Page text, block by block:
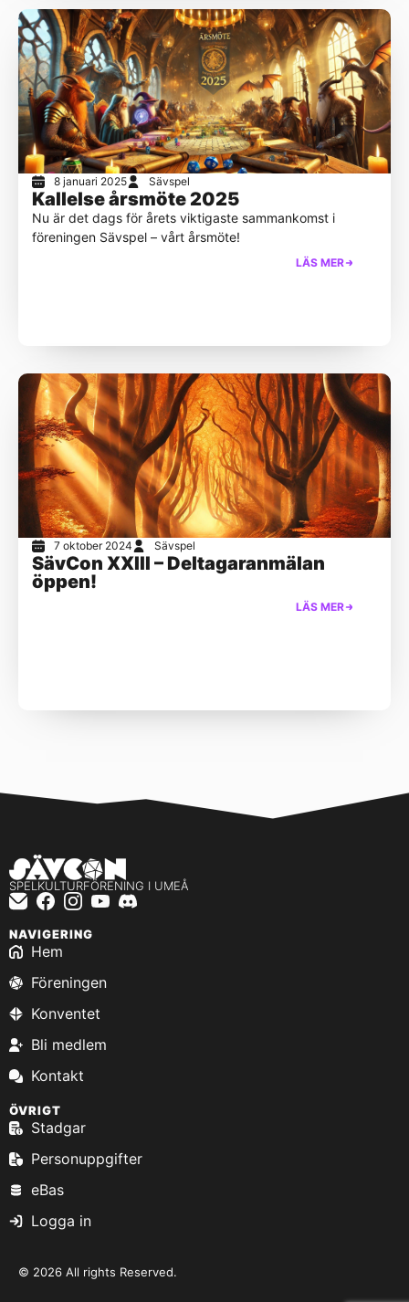
8 januari 2025 Sävspel
Kallelse årsmöte 2025
Nu är det dags för årets viktigaste sammankomst i
föreningen Sävspel – vårt årsmöte!
LÄS MER
7 oktober 2024 Sävspel
SävCon XXIII – Deltagaranmälan
öppen!
LÄS MER
SPELKULTURFÖRENING I UMEÅ
NAVIGERING
Hem
Föreningen
Konventet
Bli medlem
Kontakt
ÖVRIGT
Stadgar
Personuppgifter
eBas
Logga in
© 2026 All rights Reserved.